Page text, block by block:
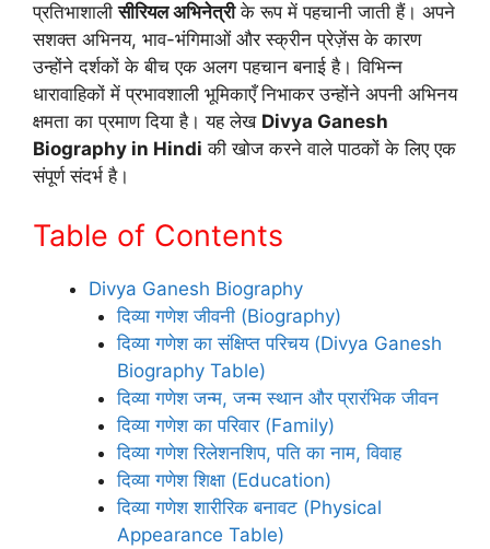
प्रतिभाशालीसीरियल अभिनेत्रीके रूप में पहचानी जाती हैं। अपने
सशक्त अभिनय, भाव-भंगिमाओं और स्क्रीन प्रेज़ेंस के कारण
उन्होंने दर्शकों के बीच एक अलग पहचान बनाई है। विभिन्न
धारावाहिकों में प्रभावशाली भूमिकाएँ निभाकर उन्होंने अपनी अभिनय
क्षमता का प्रमाण दिया है। यह लेख Divya Ganesh
Biography in Hindi की खोज करने वाले पाठकों के लिए एक
संपूर्ण संदर्भ है।
Table of Contents
Divya Ganesh Biography
दिव्या गणेश जीवनी (Biography)
दिव्या गणेश का संक्षिप्त परिचय (Divya Ganesh
Biography Table)
दिव्या गणेश जन्म, जन्म स्थान और प्रारंभिक जीवन
दिव्या गणेश का परिवार (Family)
दिव्या गणेश रिलेशनशिप, पति का नाम, विवाह
दिव्या गणेश शिक्षा (Education)
दिव्या गणेश शारीरिक बनावट (Physical
Appearance Table)